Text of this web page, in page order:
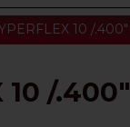
10 /.400"
10 /.400"